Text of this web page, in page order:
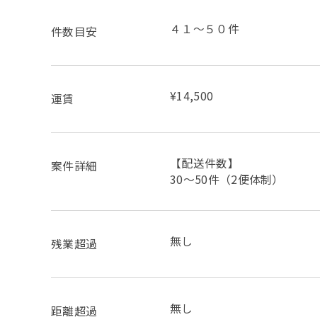
件数目安 ４１～５０件
運賃 ¥14,500
案件詳細
【配送件数】
30～50件（2便体制）
残業超過 無し
距離超過 無し